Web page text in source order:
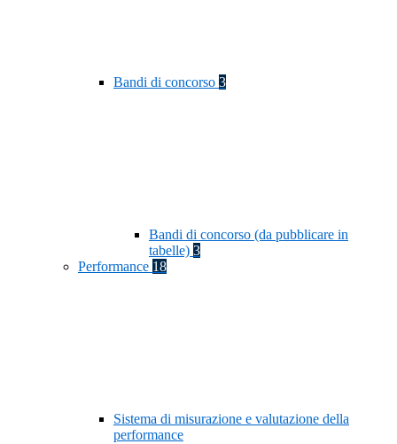
Bandi di concorso 3
Bandi di concorso (da pubblicare in
tabelle) 3
Performance 18
Sistema di misurazione e valutazione della
performance